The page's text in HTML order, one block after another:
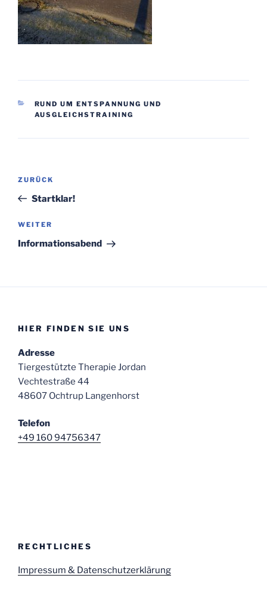
KATEGORIEN
RUND UM ENTSPANNUNG UND
AUSGLEICHSTRAINING
Beitragsnavigation
Vorheriger
Beitrag
ZURÜCK
Startklar!
Nächster
Beitrag
WEITER
Informationsabend
HIER FINDEN SIE UNS
Adresse
Tiergestützte Therapie Jordan
Vechtestraße 44
48607 Ochtrup Langenhorst
Telefon
+49 160 94756347
RECHTLICHES
Impressum & Datenschutzerklärung